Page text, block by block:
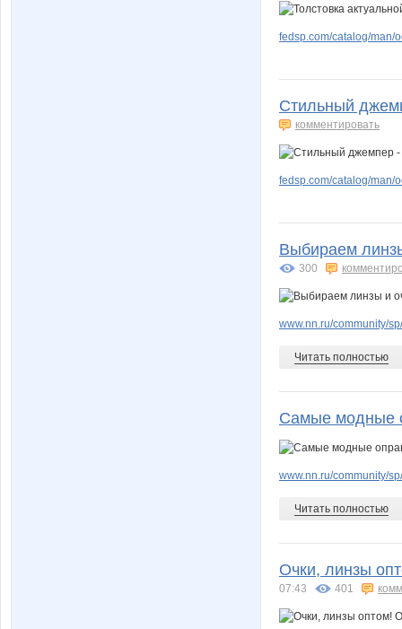
fedsp.com/catalog/man/
Стильный
комментировать
fedsp.com/catalog/man/
Выбираем
300
www.nn.ru/community/
Читать полностью
Самые модные
www.nn.ru/community/
Читать полностью
Очки, линзы
07:43 401